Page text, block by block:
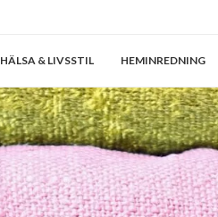
HÄLSA & LIVSSTIL HEMINREDNING